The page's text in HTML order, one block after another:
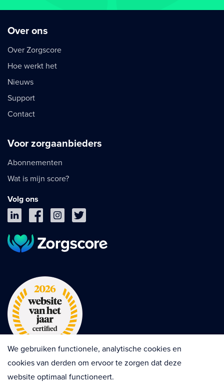
Over ons
Over Zorgscore
Hoe werkt het
Nieuws
Support
Contact
Voor zorgaanbieders
Abonnementen
Wat is mijn score?
Volg ons
Privacy Cookies
We gebruiken functionele, analytische cookies en
cookies van derden om ervoor te zorgen dat deze
website optimaal functioneert.